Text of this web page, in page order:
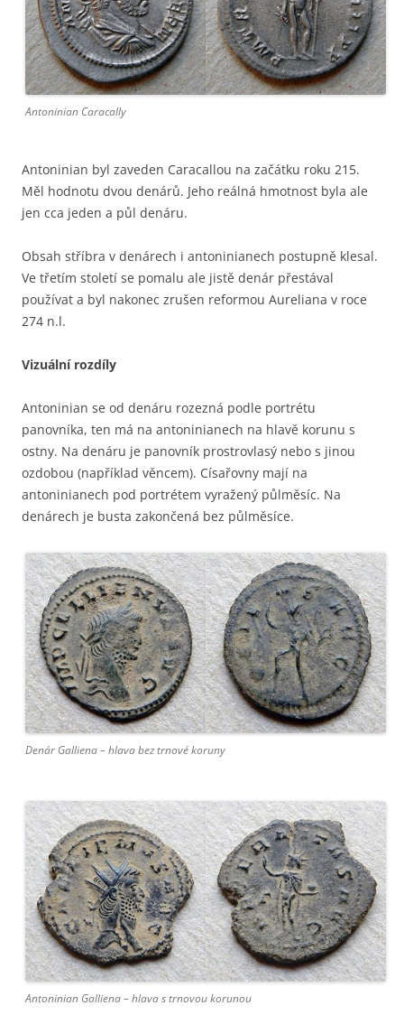
Antoninian Caracally
Antoninian byl zaveden Caracallou na začátku roku 215.
Měl hodnotu dvou denárů. Jeho reálná hmotnost byla ale
jen cca jeden a půl denáru.
Obsah stříbra v denárech i antoninianech postupně klesal.
Ve třetím století se pomalu ale jistě denár přestával
používat a byl nakonec zrušen reformou Aureliana v roce
274 n.l.
Vizuální rozdíly
Antoninian se od denáru rozezná podle portrétu
panovníka, ten má na antoninianech na hlavě korunu s
ostny. Na denáru je panovník prostrovlasý nebo s jinou
ozdobou (například věncem). Císařovny mají na
antoninianech pod portrétem vyražený půlměsíc. Na
denárech je busta zakončená bez půlměsíce.
Denár Galliena – hlava bez trnové koruny
Antoninian Galliena – hlava s trnovou korunou